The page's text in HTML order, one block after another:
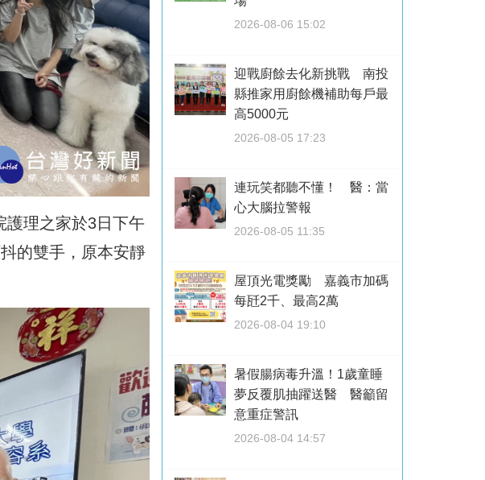
護理之家於3日下午
的雙手，原本安靜
2026-08-06 15:02
迎戰廚餘去化新挑戰 南投
縣推家用廚餘機補助每戶最
高5000元
2026-08-05 17:23
連玩笑都聽不懂！ 醫：當
心大腦拉警報
2026-08-05 11:35
屋頂光電獎勵 嘉義市加碼
每瓩2千、最高2萬
2026-08-04 19:10
暑假腸病毒升溫！1歲童睡
夢反覆肌抽躍送醫 醫籲留
意重症警訊
2026-08-04 14:57